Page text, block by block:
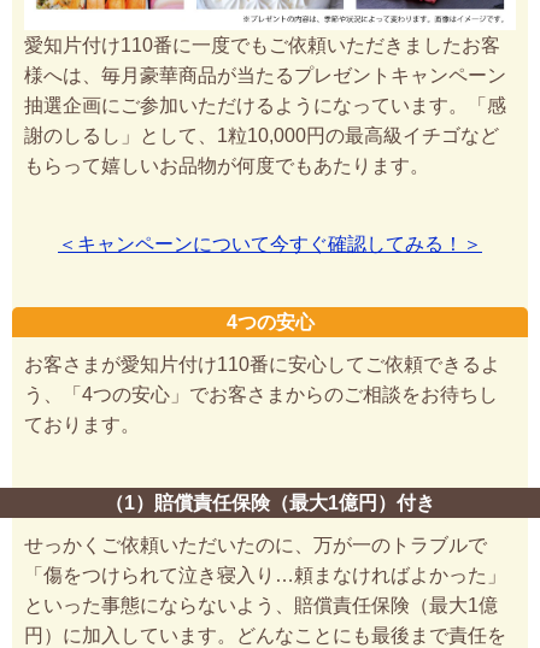
愛知片付け110番に一度でもご依頼いただきましたお客
様へは、毎月豪華商品が当たるプレゼントキャンペーン
抽選企画にご参加いただけるようになっています。「感
謝のしるし」として、1粒10,000円の最高級イチゴなど
もらって嬉しいお品物が何度でもあたります。
＜キャンペーンについて今すぐ確認してみる！＞
4つの安心
お客さまが愛知片付け110番に安心してご依頼できるよ
う、「4つの安心」でお客さまからのご相談をお待ちし
ております。
（1）賠償責任保険（最大1億円）付き
せっかくご依頼いただいたのに、万が一のトラブルで
「傷をつけられて泣き寝入り…頼まなければよかった」
といった事態にならないよう、賠償責任保険（最大1億
円）に加入しています。どんなことにも最後まで責任を